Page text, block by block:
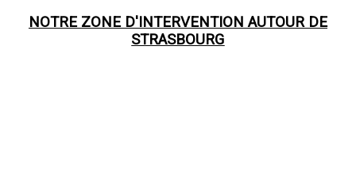
NOTRE ZONE D'INTERVENTION AUTOUR DE
STRASBOURG